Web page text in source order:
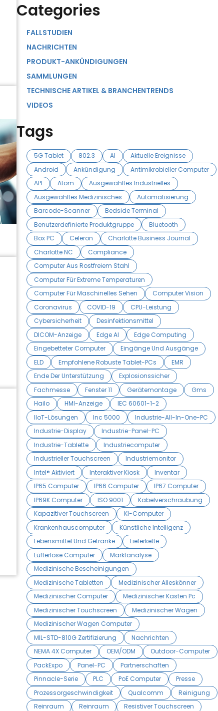
Categories
FALLSTUDIEN
NACHRICHTEN
PRODUKT-ANKÜNDIGUNGEN
SAMMLUNGEN
TECHNISCHE ARTIKEL & BRANCHENTRENDS
VIDEOS
Tags
5G Tablet 802.3 AI
Aktuelle Ereignisse
Android
Ankündigung
Antimikrobieller Computer
API
Atom
Ausgewähltes Industrielles
Ausgewähltes Medizinisches
Automatisierung
Barcode-Scanner
Bedside Terminal
Benutzerdefinierte Produktgruppe
Bluetooth
Box PC
Celeron
Charlotte Business Journal
Charlotte NC
Compliance
Computer Aus Rostfreiem Stahl
Computer Für Extreme Temperaturen
Computer Für Maschinelles Sehen
Computer Vision
Coronavirus
COVID-19
CPU-Leistung
Cybersicherheit
Desinfektionsmittel
DICOM-Anzeige
Edge AI
Edge Computing
Eingebetteter Computer
Eingänge Und Ausgänge
ELD
Empfohlene Robuste Tablet-PCs
EMR
Ende Der Unterstützung
Explosionssicher
Fachmesse
Fenster 11 Gerätemontage
Gms
Hailo
HMI-Anzeige
IEC 60601-1-2
IIoT-Lösungen
Inc 5000
Industrie-All-In-One-PC
Industrie-Display
Industrie-Panel-PC
Industrie-Tablette
Industriecomputer
Industrieller Touchscreen
Industriemonitor
Intel® Aktiviert
Interaktiver Kiosk
Inventar
IP65 Computer
IP66 Computer
IP67 Computer
IP69K Computer
ISO 9001
Kabelverschraubung
Kapazitiver Touchscreen
KI-Computer
Krankenhauscomputer
Künstliche Intelligenz
Lebensmittel Und Getränke
Lieferkette
Lüfterlose Computer
Marktanalyse
Medizinische Bescheinigungen
Medizinische Tabletten
Medizinischer Alleskönner
Medizinischer Computer
Medizinischer Kasten Pc
Medizinischer Touchscreen
Medizinischer Wagen
Medizinischer Wagen Computer
MIL-STD-810G Zertifizierung
Nachrichten
NEMA 4X Computer
OEM/ODM
Outdoor-Computer
PackExpo
Panel-PC
Partnerschaften
Pinnacle-Serie
PLC PoE Computer
Presse
Prozessorgeschwindigkeit
Qualcomm
Reinigung
Reinraum
Reinraum
Resistiver Touchscreen